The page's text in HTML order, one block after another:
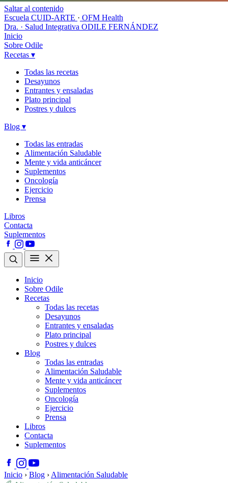
Saltar al contenido
Escuela CUID-ARTE · OFM Health
Dra. · Salud Integrativa ODILE FERNÁNDEZ
Inicio
Sobre Odile
Recetas ▾
Todas las recetas
Desayunos
Entrantes y ensaladas
Plato principal
Postres y dulces
Blog ▾
Todas las entradas
Alimentación Saludable
Mente y vida anticáncer
Suplementos
Oncología
Ejercicio
Prensa
Libros
Contacta
Suplementos
Inicio
Sobre Odile
Recetas
Todas las recetas
Desayunos
Entrantes y ensaladas
Plato principal
Postres y dulces
Blog
Todas las entradas
Alimentación Saludable
Mente y vida anticáncer
Suplementos
Oncología
Ejercicio
Prensa
Libros
Contacta
Suplementos
Inicio › Blog › Alimentación Saludable